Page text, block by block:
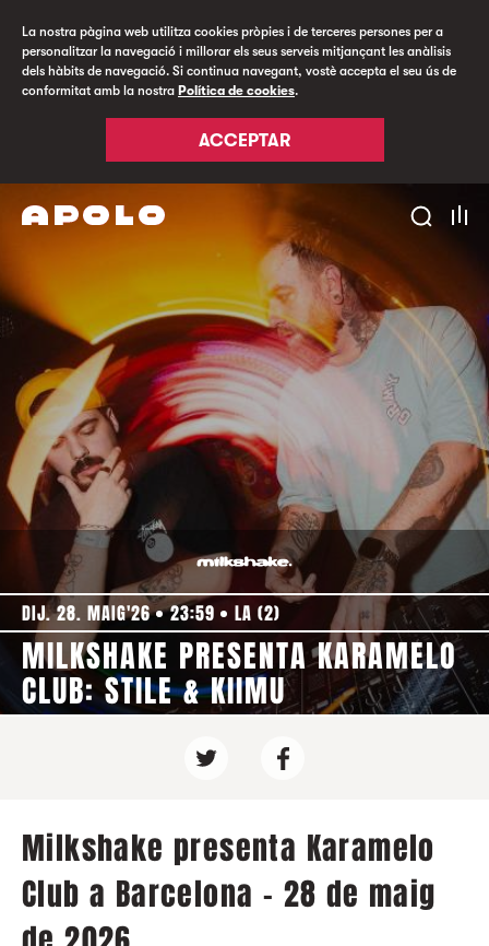
La nostra pàgina web utilitza cookies pròpies i de terceres persones per a
personalitzar la navegació i millorar els seus serveis mitjançant les anàlisis
dels hàbits de navegació. Si continua navegant, vostè accepta el seu ús de
conformitat amb la nostra Política de cookies.
ACCEPTAR
DIJ. 28. MAIG'26 23:59 LA (2)
MILKSHAKE PRESENTA KARAMELO
CLUB: STILE & KIIMU
Milkshake presenta Karamelo
Club a Barcelona - 28 de maig